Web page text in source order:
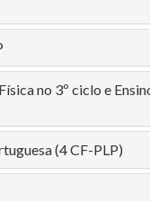
no 3º ciclo e
(4 CF-PLP)